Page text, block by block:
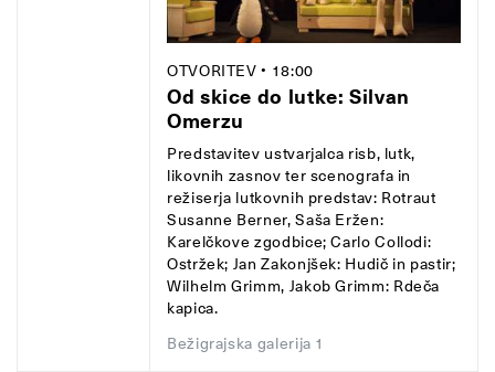
OTVORITEV • 18:00
Od skice do lutke: Silvan
Omerzu
Predstavitev ustvarjalca risb, lutk,
likovnih zasnov ter scenografa in
režiserja lutkovnih predstav: Rotraut
Susanne Berner, Saša Eržen:
Karelčkove zgodbice; Carlo Collodi:
Ostržek; Jan Zakonjšek: Hudič in pastir;
Wilhelm Grimm, Jakob Grimm: Rdeča
kapica.
Bežigrajska galerija 1